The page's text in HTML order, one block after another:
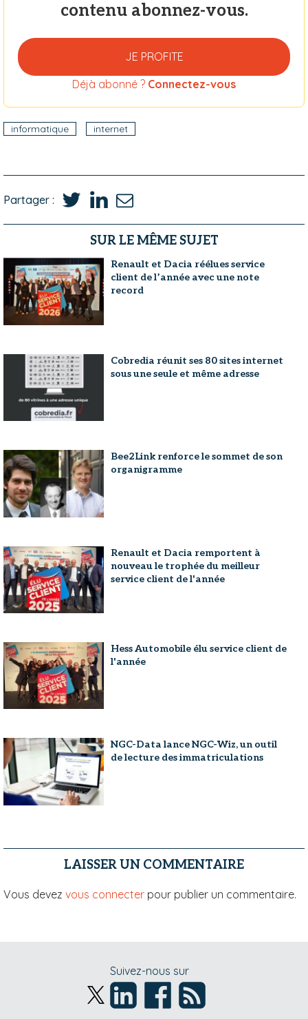
contenu abonnez-vous.
JE PROFITE
Déjà abonné ? Connectez-vous
informatique internet
Partager :
SUR LE MÊME SUJET
Renault et Dacia réélues service
client de l’année avec une note
record
Cobredia réunit ses 80 sites internet
sous une seule et même adresse
Bee2Link renforce le sommet de son
organigramme
Renault et Dacia remportent à
nouveau le trophée du meilleur
service client de l'année
Hess Automobile élu service client de
l'année
NGC-Data lance NGC-Wiz, un outil
de lecture des immatriculations
LAISSER UN COMMENTAIRE
Vous devez vous connecter pour publier un commentaire.
Suivez-nous sur